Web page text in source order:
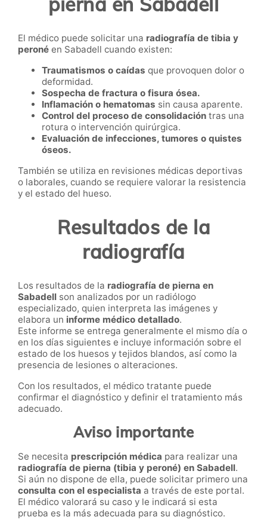
El médico puede solicitar una radiografía de tibia y
peroné en Sabadell cuando existen:
Traumatismos o caídas que provoquen dolor o
deformidad.
Sospecha de fractura o fisura ósea.
Inflamación o hematomas sin causa aparente.
Control del proceso de consolidación tras una
rotura o intervención quirúrgica.
Evaluación de infecciones, tumores o quistes
óseos.
También se utiliza en revisiones médicas deportivas
o laborales, cuando se requiere valorar la resistencia
y el estado del hueso.
Resultados de la
radiografía
Los resultados de la radiografía de pierna en
Sabadell son analizados por un radiólogo
especializado, quien interpreta las imágenes y
elabora un informe médico detallado.
Este informe se entrega generalmente el mismo día o
en los días siguientes e incluye información sobre el
estado de los huesos y tejidos blandos, así como la
presencia de lesiones o alteraciones.
Con los resultados, el médico tratante puede
confirmar el diagnóstico y definir el tratamiento más
adecuado.
Aviso importante
Se necesita prescripción médica para realizar una
radiografía de pierna (tibia y peroné) en Sabadell.
Si aún no dispone de ella, puede solicitar primero una
consulta con el especialista a través de este portal.
El médico valorará su caso y le indicará si esta
prueba es la más adecuada para su diagnóstico.